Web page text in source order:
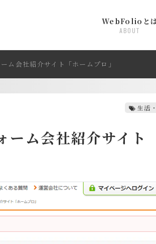
WebFolioと
ABOUT
ム会社紹介サイト「ホームプロ」
生活
ーム会社紹介サイト